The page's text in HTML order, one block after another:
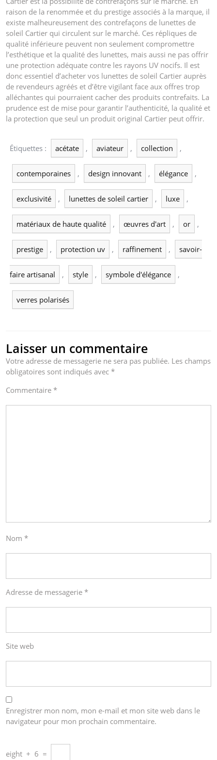
raison de la renommée et du prestige associés à la marque, il
existe malheureusement des contrefaçons de lunettes de
soleil Cartier qui circulent sur le marché. Ces répliques de
qualité inférieure peuvent non seulement compromettre
l’esthétique et la qualité des lunettes, mais aussi ne pas offrir
une protection adéquate contre les rayons UV nocifs. Il est
donc essentiel d’acheter vos lunettes de soleil Cartier auprès
de revendeurs agréés et d’être vigilant face aux offres trop
alléchantes qui pourraient cacher des produits contrefaits. La
prudence est de mise pour garantir l’authenticité, la qualité et
la protection que seul un produit original Cartier peut offrir.
Étiquettes : acétate , aviateur , collection ,
contemporaines , design innovant , élégance ,
exclusivité , lunettes de soleil cartier , luxe ,
matériaux de haute qualité , œuvres d'art , or ,
prestige , protection uv , raffinement , savoir-
faire artisanal , style , symbole d'élégance ,
verres polarisés
Laisser un commentaire
Votre adresse de messagerie ne sera pas publiée. Les champs
obligatoires sont indiqués avec *
Commentaire *
Nom *
Adresse de messagerie *
Site web
Enregistrer mon nom, mon e-mail et mon site web dans le
navigateur pour mon prochain commentaire.
eight + 6 =